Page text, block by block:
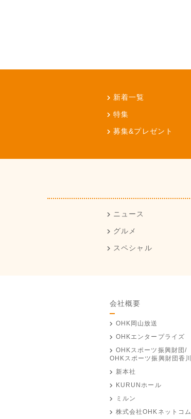
新着一覧
特集
募集&プレゼント
ニュース
グルメ
スペシャル
会社概要
OHK岡山放送
OHKエンタープライズ
OHKスポーツ振興財団/
OHKスポーツ振興財団香川
新本社
KURUNホール
ミルン
株式会社OHKネットコム